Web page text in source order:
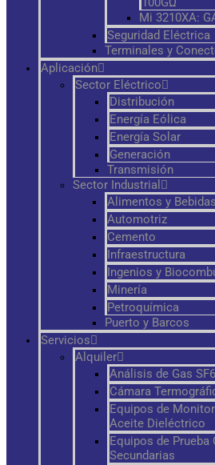
Mi 3210XA:
Seguridad Eléctrica
Terminales y
Aplicación
Sector Eléctrico
Distribución
Energía Eólica
Energía Solar
Generación
Transmisión
Sector Industrial
Alimentos y Bebidas
Automotriz
Cemento
Infraestructura
Ingenios y
Minería
Petroquímica
Puerto y Barcos
Servicios
Alquiler
Análisis de Gas SF6
Cámara
Equipos de
Aceite Dieléctrico
Equipos de
Secundarias